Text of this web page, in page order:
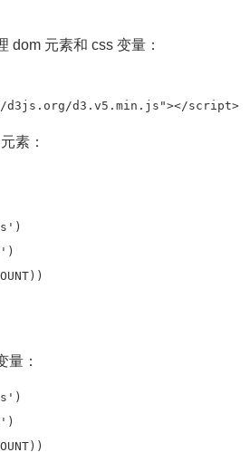
dom 元素和 css 变量：
d3.v5.min.js"></script>
素：
量：